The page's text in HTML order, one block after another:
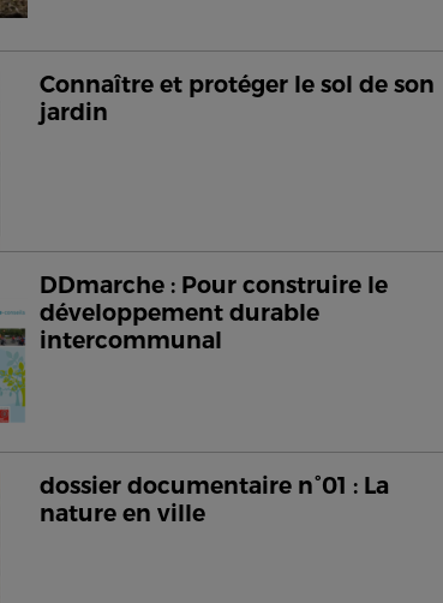
Connaître et protéger le sol de son
jardin
DDmarche : Pour construire le
développement durable
intercommunal
dossier documentaire n°01 : La
nature en ville